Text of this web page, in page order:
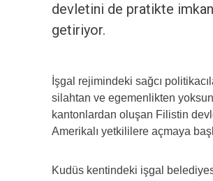
devletini de pratikte
getiriyor.
İşgal rejimindeki sağcı
silahtan ve egemenlikten yoksun
kantonlardan oluşan Filistin
Amerikalı yetkililere açmaya
Kudüs kentindeki işgal